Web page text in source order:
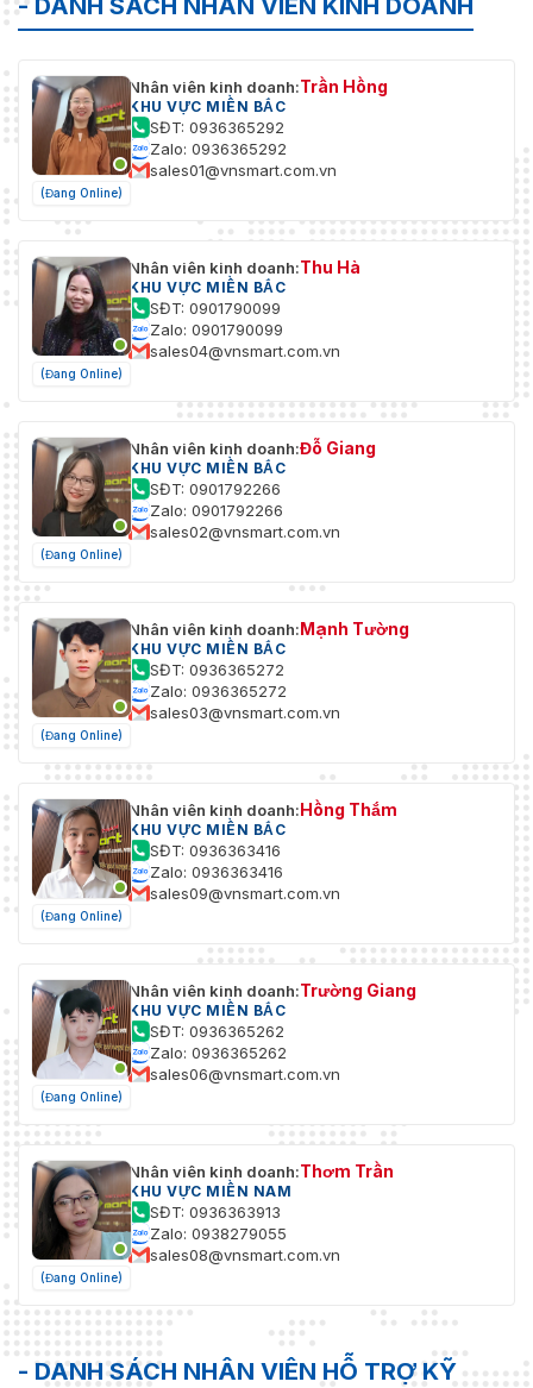
- DANH SÁCH NHÂN VIÊN KINH DOANH
(Đang Online)
Nhân viên kinh doanh:Trần Hồng
KHU VỰC MIỀN BẮC
SĐT: 0936365292
Zalo: 0936365292
sales01@vnsmart.com.vn
(Đang Online)
Nhân viên kinh doanh:Thu Hà
KHU VỰC MIỀN BẮC
SĐT: 0901790099
Zalo: 0901790099
sales04@vnsmart.com.vn
(Đang Online)
Nhân viên kinh doanh:Đỗ Giang
KHU VỰC MIỀN BẮC
SĐT: 0901792266
Zalo: 0901792266
sales02@vnsmart.com.vn
(Đang Online)
Nhân viên kinh doanh:Mạnh Tường
KHU VỰC MIỀN BẮC
SĐT: 0936365272
Zalo: 0936365272
sales03@vnsmart.com.vn
(Đang Online)
Nhân viên kinh doanh:Hồng Thắm
KHU VỰC MIỀN BẮC
SĐT: 0936363416
Zalo: 0936363416
sales09@vnsmart.com.vn
(Đang Online)
Nhân viên kinh doanh:Trường Giang
KHU VỰC MIỀN BẮC
SĐT: 0936365262
Zalo: 0936365262
sales06@vnsmart.com.vn
(Đang Online)
Nhân viên kinh doanh:Thơm Trần
KHU VỰC MIỀN NAM
SĐT: 0936363913
Zalo: 0938279055
sales08@vnsmart.com.vn
- DANH SÁCH NHÂN VIÊN HỖ TRỢ KỸ